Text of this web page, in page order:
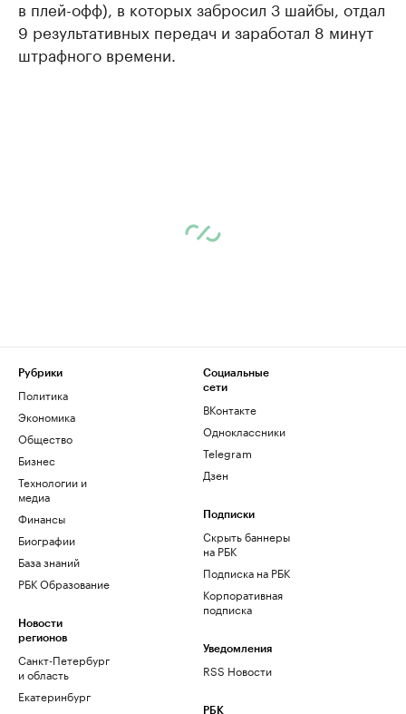
в плей-офф), в которых забросил 3 шайбы, отдал
9 результативных передач и заработал 8 минут
штрафного времени.
Рубрики
Политика
Экономика
Общество
Бизнес
Технологии и
медиа
Финансы
Биографии
База знаний
РБК Образование
Новости
регионов
Санкт-Петербург
и область
Екатеринбург
Социальные
сети
ВКонтакте
Одноклассники
Telegram
Дзен
Подписки
Скрыть баннеры
на РБК
Подписка на РБК
Корпоративная
подписка
Уведомления
RSS Новости
РБК